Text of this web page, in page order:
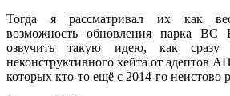
Тогда я рассматривал их как
возможность обновления парка
озвучить такую идею, как сразу
неконструктивного хейта от адептов
которых кто-то ещё с 2014-го неистово